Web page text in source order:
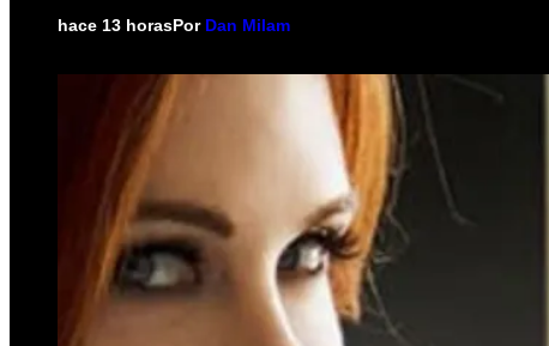
hace 13 horasPor Dan Milam